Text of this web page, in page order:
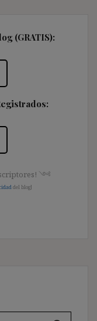
(GRATIS):
༺
del blog]